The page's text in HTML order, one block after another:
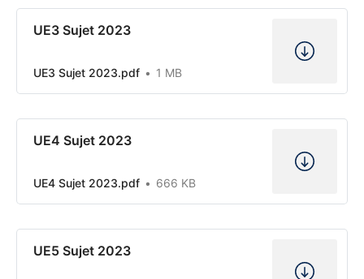
UE3 Sujet 2023
UE3 Sujet 2023.pdf 1 MB
UE4 Sujet 2023
UE4 Sujet 2023.pdf 666 KB
UE5 Sujet 2023